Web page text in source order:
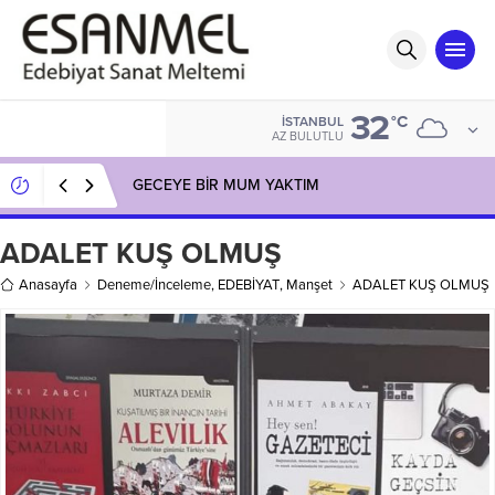
İSTANBUL
AZ BULUTLU 32°C
GECEYE BİR MUM YAKTIM
ADALET KUŞ OLMUŞ
Anasayfa Deneme/İnceleme, EDEBİYAT, Manşet ADALET KUŞ OLMUŞ